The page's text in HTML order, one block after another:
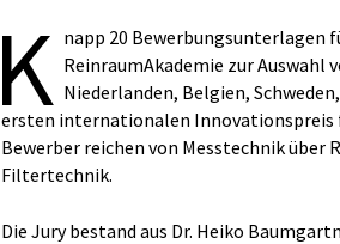
K napp 20 Bewerbungsunterlagen
ReinraumAkademie zur Auswahl
Niederlanden, Belgien,
ersten internationalen Innovationspreis
Bewerber reichen von Messtechnik über
Filtertechnik.
Die Jury bestand aus Dr. Heiko